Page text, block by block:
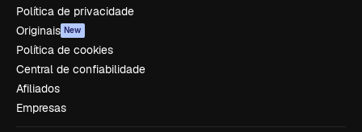
Política de privacidade
Originais New
Política de cookies
Central de confiabilidade
Afiliados
Empresas